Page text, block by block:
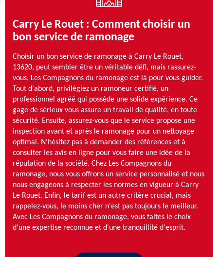
Carry Le Rouet : Comment choisir un
bon service de ramonage
Choisir un bon service de ramonage à Carry Le Rouet,
13620, peut sembler être un véritable défi, mais rassurez-
vous, Les Compagnons du ramonage est là pour vous guider.
Tout d'abord, privilégiez un ramoneur certifié, un
professionnel agréé qui possède une solide expérience. Ce
gage de sérieux vous assure un travail de qualité, en toute
sécurité. Ensuite, assurez-vous que le service propose une
inspection avant et après le ramonage pour un nettoyage
optimal. N'hésitez pas à demander des références et à
consulter les avis en ligne pour vous faire une idée de la
réputation de la société. Chez Les Compagnons du
ramonage, nous vous offrons un service personnalisé et nous
nous engageons à respecter les normes en vigueur à Carry
Le Rouet. Enfin, le tarif est un autre critère crucial, mais
rappelez-vous, le moins cher n'est pas toujours le meilleur.
Avec Les Compagnons du ramonage, vous faites le choix
d'une expertise reconnue et d'une tranquillité d'esprit.